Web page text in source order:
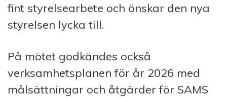
fint styrelsearbete och önskar den nya
styrelsen lycka till.
På mötet godkändes också
verksamhetsplanen för år 2026 med
målsättningar och åtgärder för SAMS